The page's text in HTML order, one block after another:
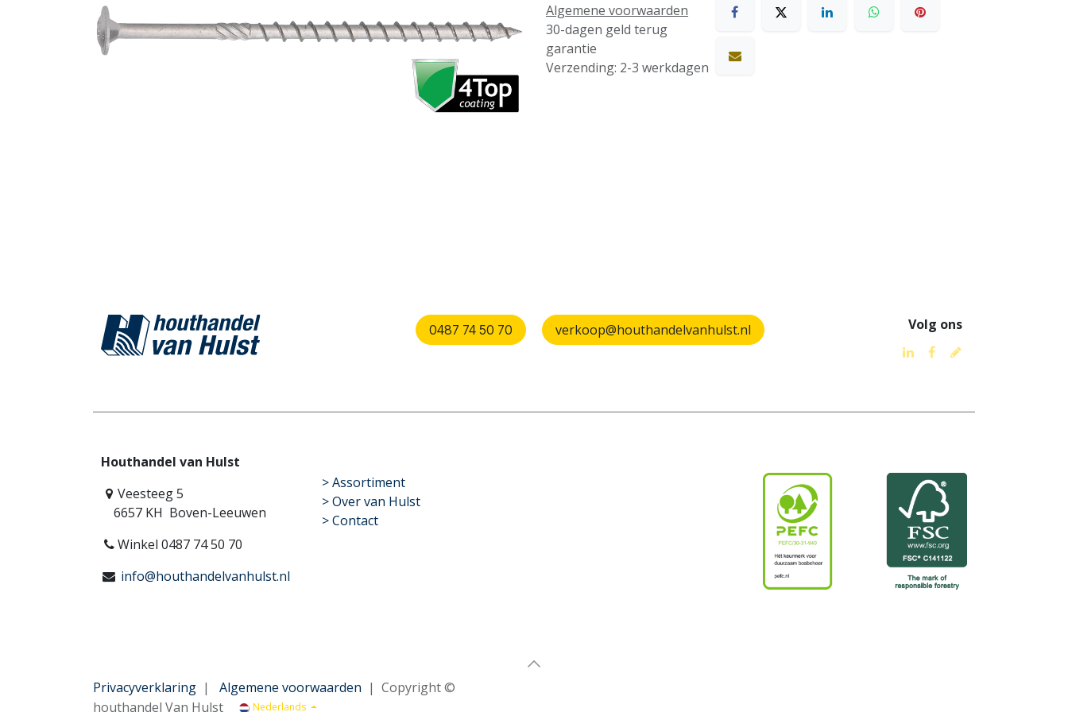
Algemene voorwaarden
30-dagen geld terug
garantie
Verzending: 2-3 werkdagen
verkoop@houthandelvanhulst.nl Volg ons
0487 74 50 70
Houthandel van Hulst
Veesteeg 5
6657 KH Boven-Leeuwen
Winkel 0487 74 50 70
info@houthandelvanhulst.nl
​>Assortiment
> Over van Hulst
> Contact
Privacyverklaring | Algemene voorwaarden | Copyright ©
houthandel Van Hulst
Nederlands